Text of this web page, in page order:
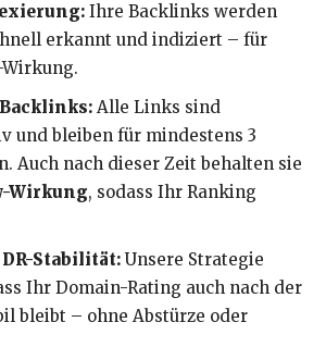
Ihre Backlinks werden
erkannt und indiziert – für
Wirkung.
Alle Links sind
und bleiben für mindestens 3
Auch nach dieser Zeit behalten sie
Wirkung, sodass Ihr Ranking
Stabilität: Unsere Strategie
Ihr Domain-Rating auch nach der
bleibt – ohne Abstürze oder